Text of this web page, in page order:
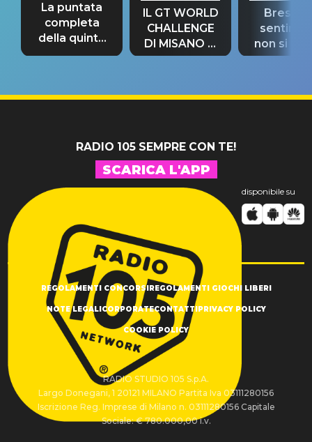
La puntata
completa
della quinta
tappa
IL GT WORLD
CHALLENGE
DI MISANO si
riconferma
Bresh:
non si
fino alla
RADIO 105 SEMPRE CON TE!
SCARICA L'APP
disponibile su
REGOLAMENTI CONCORSI REGOLAMENTI GIOCHI LIBERI
NOTE LEGALI CORPORATECONTATTI PRIVACY POLICY
COOKIE POLICY
RADIO STUDIO 105 S.p.A.
Largo Donegani, 1 20121 MILANO Partita Iva 03111280156
Iscrizione Reg. Imprese di Milano n. 03111280156 Capitale
Sociale: € 780.000,00 i.v.